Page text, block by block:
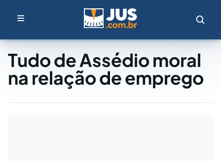
Tudo de Assédio moral
na relação de emprego